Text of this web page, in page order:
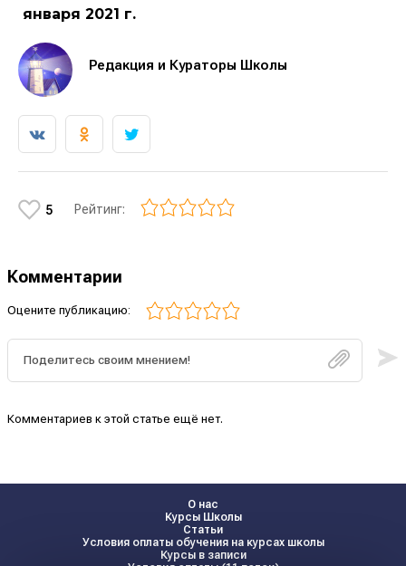
января 2021 г.
Редакция и Кураторы Школы
5 Рейтинг:
Комментарии
Оцените публикацию:
Комментариев к этой статье ещё нет.
О нас
Курсы Школы
Статьи
Условия оплаты обучения на курсах школы
Курсы в записи